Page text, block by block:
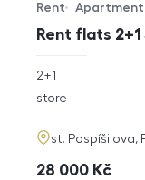
Rent flats 2+1
Offer type
Rent
Property type
Apartment
rozměry
2+1
funkce
store
adresa
st. Pospíšilova,
cena
28 000 Kč